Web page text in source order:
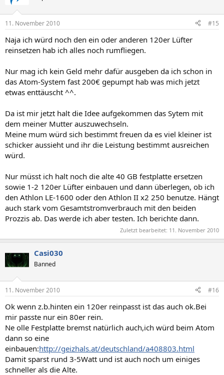
11. November 2010 #15
Naja ich würd noch den ein oder anderen 120er Lüfter
reinsetzen hab ich alles noch rumfliegen.
Nur mag ich kein Geld mehr dafür ausgeben da ich schon in
das Atom-System fast 200€ gepumpt hab was mich jetzt
etwas enttäuscht ^^.
Da ist mir jetzt halt die Idee aufgekommen das Sytem mit
dem meiner Mutter auszuwechseln.
Meine mum würd sich bestimmt freuen da es viel kleiner ist
schicker aussieht und ihr die Leistung bestimmt ausreichen
würd.
Nur müsst ich halt noch die alte 40 GB festplatte ersetzen
sowie 1-2 120er Lüfter einbauen und dann überlegen, ob ich
den Athlon LE-1600 oder den Athlon II x2 250 benutze. Hängt
auch stark vom Gesamtstromverbrauch mit den beiden
Prozzis ab. Das werde ich aber testen. Ich berichte dann.
Zuletzt bearbeitet: 11. November 2010
Casi030
Banned
11. November 2010 #16
Ok wenn z.b.hinten ein 120er reinpasst ist das auch ok.Bei
mir passte nur ein 80er rein.
Ne olle Festplatte bremst natürlich auch,ich würd beim Atom
dann so eine
einbauen:http://geizhals.at/deutschland/a408803.html
Damit sparst rund 3-5Watt und ist auch noch um einiges
schneller als die Alte.